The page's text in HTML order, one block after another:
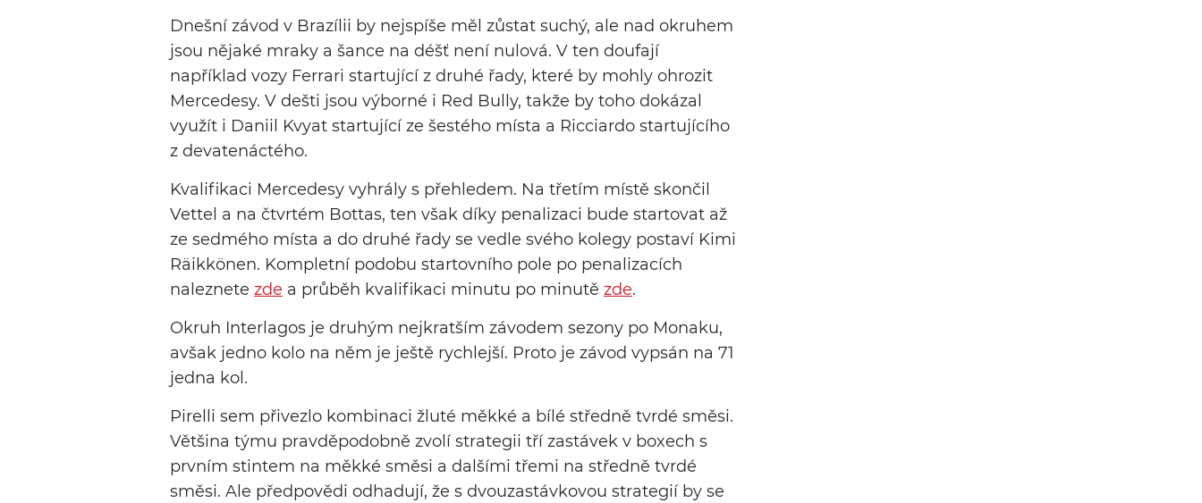
Dnešní závod v Brazílii by nejspíše měl zůstat suchý, ale nad okruhem
jsou nějaké mraky a šance na déšť není nulová. V ten doufají
například vozy Ferrari startující z druhé řady, které by mohly ohrozit
Mercedesy. V dešti jsou výborné i Red Bully, takže by toho dokázal
využít i Daniil Kvyat startující ze šestého místa a Ricciardo startujícího
z devatenáctého.
Kvalifikaci Mercedesy vyhrály s přehledem. Na třetím místě skončil
Vettel a na čtvrtém Bottas, ten však díky penalizaci bude startovat až
ze sedmého místa a do druhé řady se vedle svého kolegy postaví Kimi
Räikkönen. Kompletní podobu startovního pole po penalizacích
naleznete zde a průběh kvalifikaci minutu po minutě zde.
Okruh Interlagos je druhým nejkratším závodem sezony po Monaku,
avšak jedno kolo na něm je ještě rychlejší. Proto je závod vypsán na 71
jedna kol.
Pirelli sem přivezlo kombinaci žluté měkké a bílé středně tvrdé směsi.
Většina týmu pravděpodobně zvolí strategii tří zastávek v boxech s
prvním stintem na měkké směsi a dalšími třemi na středně tvrdé
směsi. Ale předpovědi odhadují, že s dvouzastávkovou strategií by se